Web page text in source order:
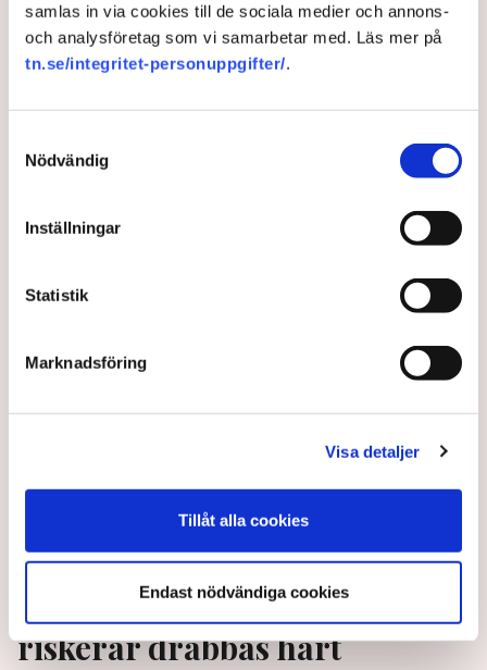
samlas in via cookies till de sociala medier och annons-
och analysföretag som vi samarbetar med. Läs mer på
tn.se/integritet-personuppgifter/.
Nödvändig
Inställningar
Statistik
Marknadsföring
Visa detaljer
Tillåt alla cookies
Endast nödvändiga cookies
Näringslivet om klimatkrisen:
”Vi vill vara en del av
lösningen”
IPCC:s senaste rapport sporrar näringslivet att ta
företagen om hur de ser på sin roll i den gröna
4 years ago |
Efter Cementabeslutet: LKAB
riskerar drabbas hårt